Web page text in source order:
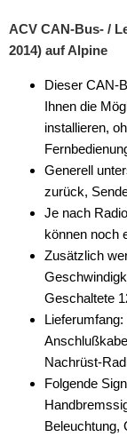
für Volvo
Universal
DAB+
Entriegelung
Ersatzteile
Fahrzeughalter
Freischaltmodule
ACV CAN-Bus- /
2014) auf Alpine
Dieser CAN-
Ihnen die
installieren,
Generell
zurück,
Je nach
können noch
Zusätzlich
Geschaltete
Nachrüst-
Folgende
Beleuchtung,